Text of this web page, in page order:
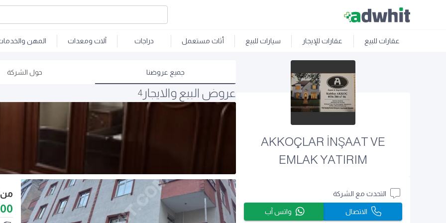
عقارات للبيع عقارات للإيجار سيارات للبيع أثاث مستعمل دراجات آلات ومعدات المهن
AKKOÇLAR İNŞAAT VE
EMLAK YATIRIM
التحدث مع الشركة
الاتصال واتس آب
جميع عروضنا حول الشركة
عروض البيع والايجار 4